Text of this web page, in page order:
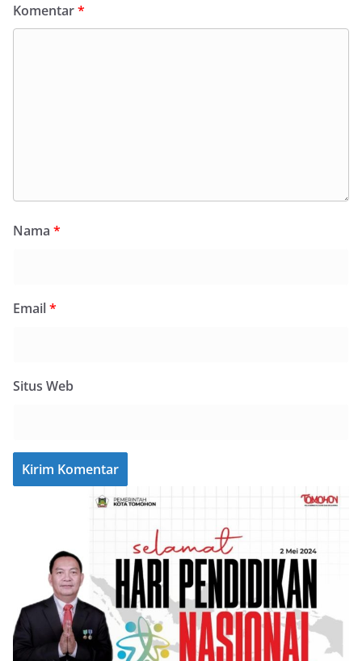
Komentar*
Nama *
Email*
Situs Web